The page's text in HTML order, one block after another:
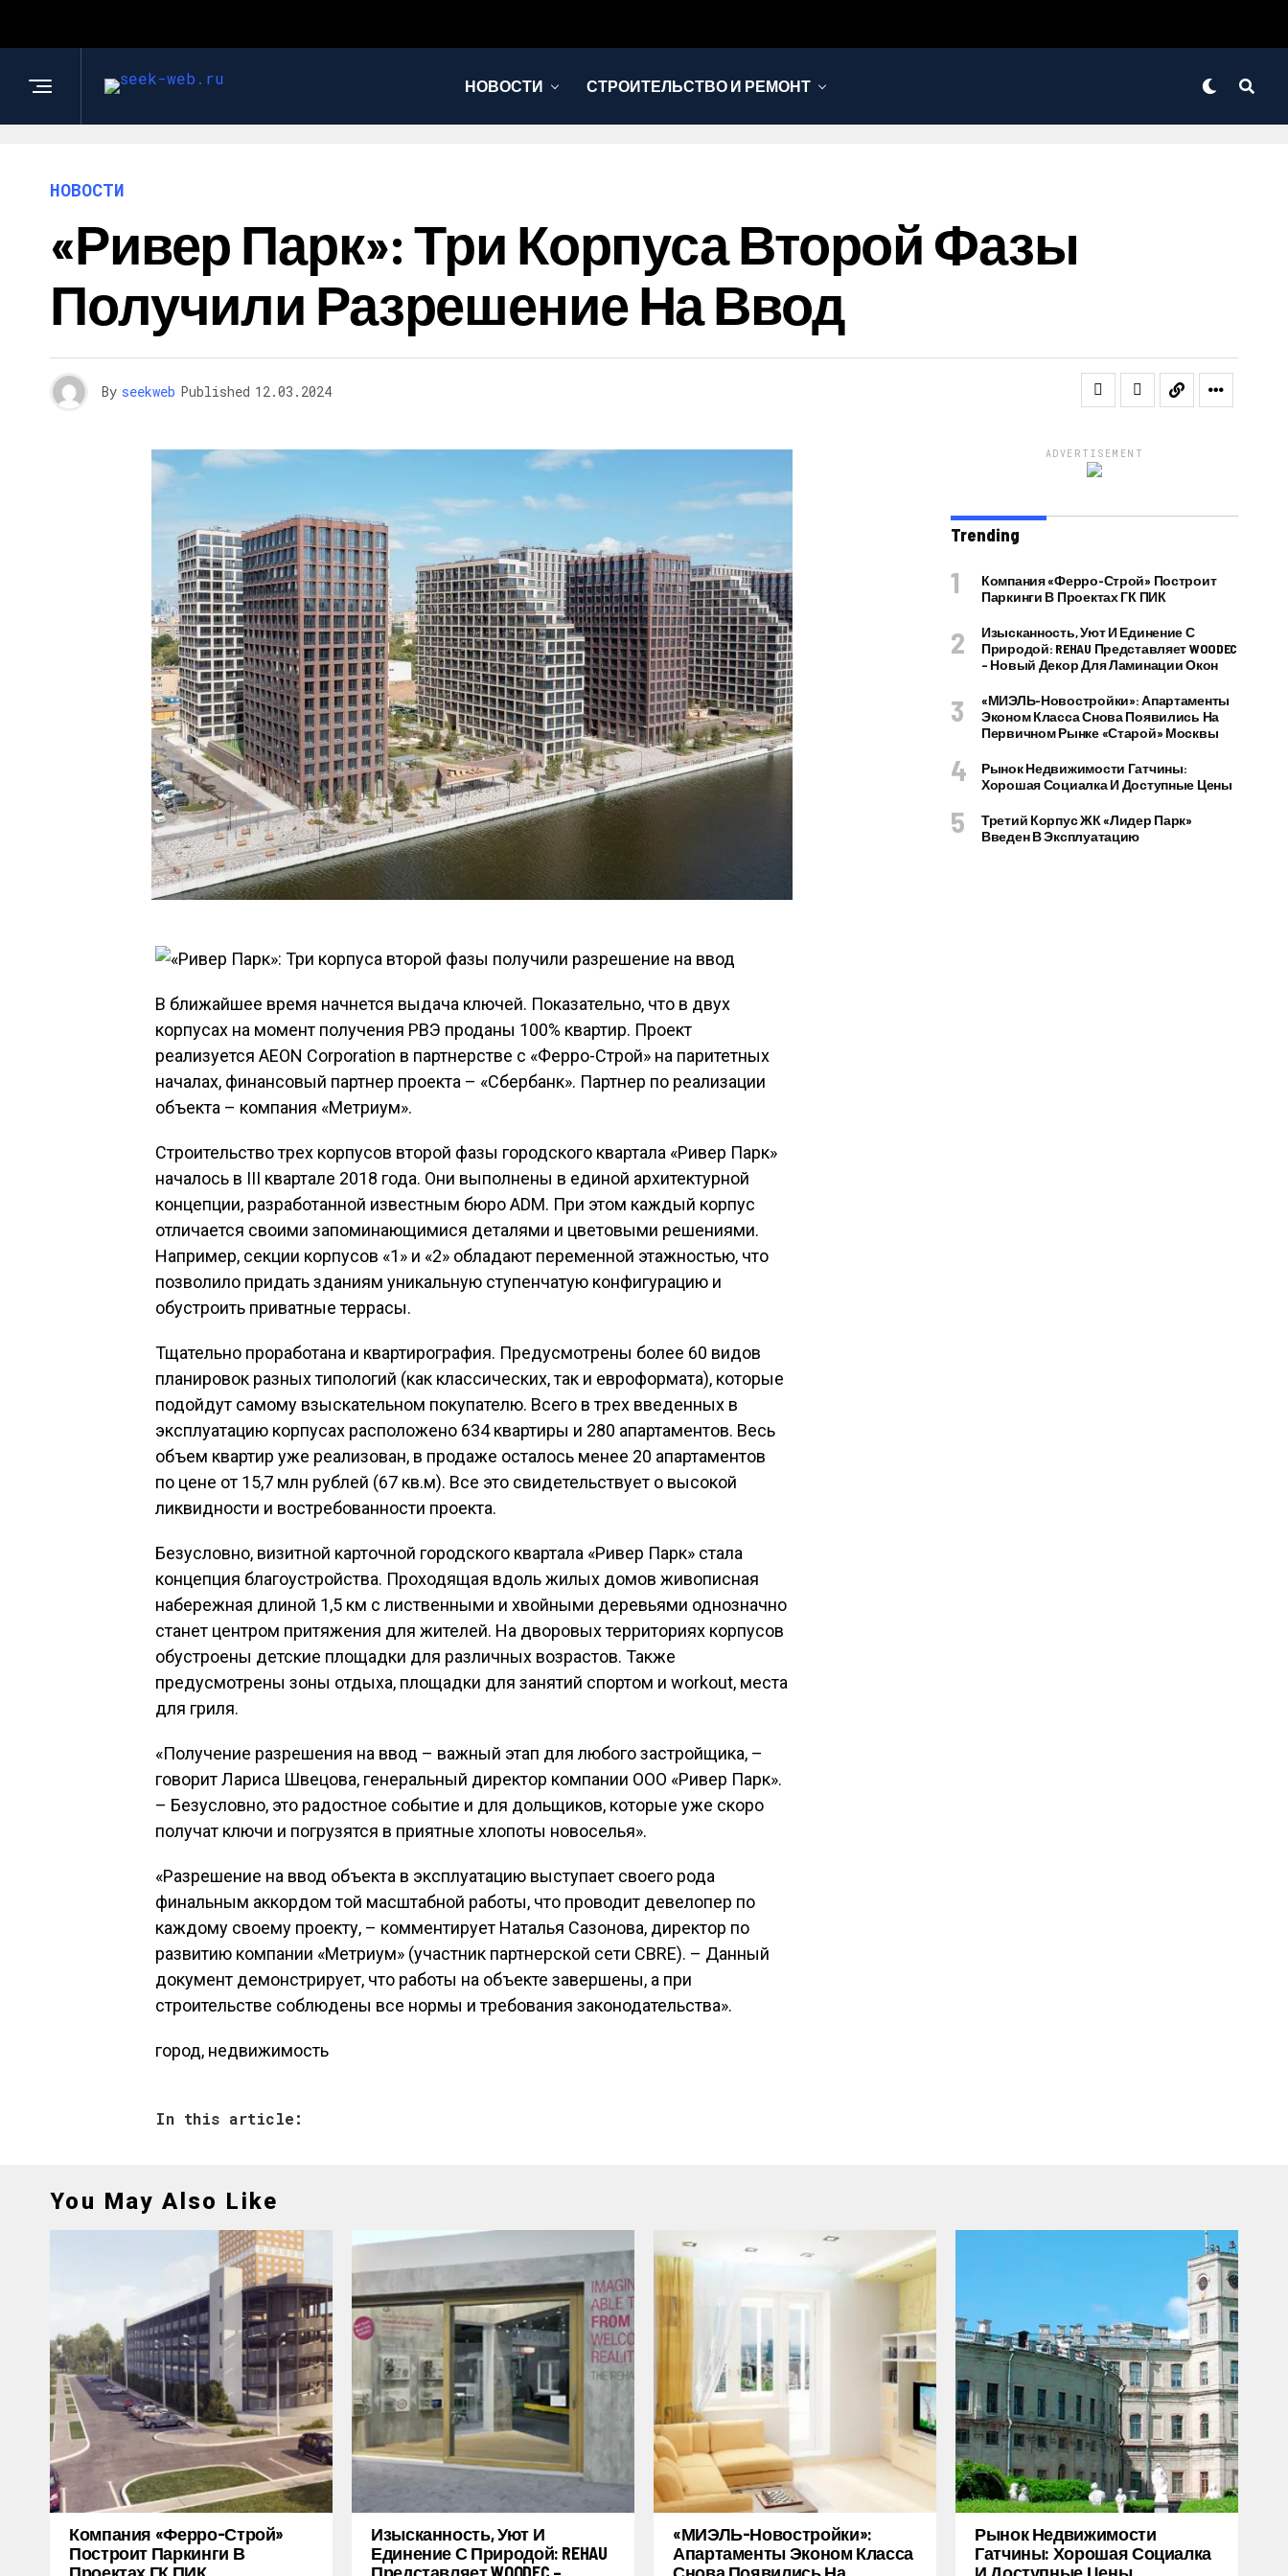
НОВОСТИ СТРОИТЕЛЬСТВО И РЕМОНТ
НОВОСТИ
«Ривер Парк»: Три Корпуса Второй Фазы
Получили Разрешение На Ввод
By seekweb Published 12.03.2024
В ближайшее время начнется выдача ключей. Показательно, что в двух
корпусах на момент получения РВЭ проданы 100% квартир. Проект
реализуется AEON Corporation в партнерстве с «Ферро-Строй» на паритетных
началах, финансовый партнер проекта – «Сбербанк». Партнер по реализации
объекта – компания «Метриум».
Строительство трех корпусов второй фазы городского квартала «Ривер Парк»
началось в III квартале 2018 года. Они выполнены в единой архитектурной
концепции, разработанной известным бюро ADM. При этом каждый корпус
отличается своими запоминающимися деталями и цветовыми решениями.
Например, секции корпусов «1» и «2» обладают переменной этажностью, что
позволило придать зданиям уникальную ступенчатую конфигурацию и
обустроить приватные террасы.
Тщательно проработана и квартирография. Предусмотрены более 60 видов
планировок разных типологий (как классических, так и евроформата), которые
подойдут самому взыскательном покупателю. Всего в трех введенных в
эксплуатацию корпусах расположено 634 квартиры и 280 апартаментов. Весь
объем квартир уже реализован, в продаже осталось менее 20 апартаментов
по цене от 15,7 млн рублей (67 кв.м). Все это свидетельствует о высокой
ликвидности и востребованности проекта.
Безусловно, визитной карточной городского квартала «Ривер Парк» стала
концепция благоустройства. Проходящая вдоль жилых домов живописная
набережная длиной 1,5 км с лиственными и хвойными деревьями однозначно
станет центром притяжения для жителей. На дворовых территориях корпусов
обустроены детские площадки для различных возрастов. Также
предусмотрены зоны отдыха, площадки для занятий спортом и workout, места
для гриля.
«Получение разрешения на ввод – важный этап для любого застройщика, –
говорит Лариса Швецова, генеральный директор компании ООО «Ривер Парк».
– Безусловно, это радостное событие и для дольщиков, которые уже скоро
получат ключи и погрузятся в приятные хлопоты новоселья».
«Разрешение на ввод объекта в эксплуатацию выступает своего рода
финальным аккордом той масштабной работы, что проводит девелопер по
каждому своему проекту, – комментирует Наталья Сазонова, директор по
развитию компании «Метриум» (участник партнерской сети CBRE). – Данный
документ демонстрирует, что работы на объекте завершены, а при
строительстве соблюдены все нормы и требования законодательства».
город, недвижимость
In this article:
ADVERTISEMENT
Trending
Компания «Ферро-Строй» Построит
Паркинги В Проектах ГК ПИК
Изысканность, Уют И Единение С
Природой: REHAU Представляет WOODEC
– Новый Декор Для Ламинации Окон
«МИЭЛЬ-Новостройки»: Апартаменты
Эконом Класса Снова Появились На
Первичном Рынке «старой» Москвы
Рынок Недвижимости Гатчины:
Хорошая Социалка И Доступные Цены
Третий Корпус ЖК «Лидер Парк»
Введен В Эксплуатацию
You May Also Like
Компания «Ферро-Строй»
Построит Паркинги В
Изысканность, Уют И
Единение С Природой: REHAU
«МИЭЛЬ-Новостройки»:
Апартаменты Эконом Класса
Рынок Недвижимости
Гатчины: Хорошая Социалка